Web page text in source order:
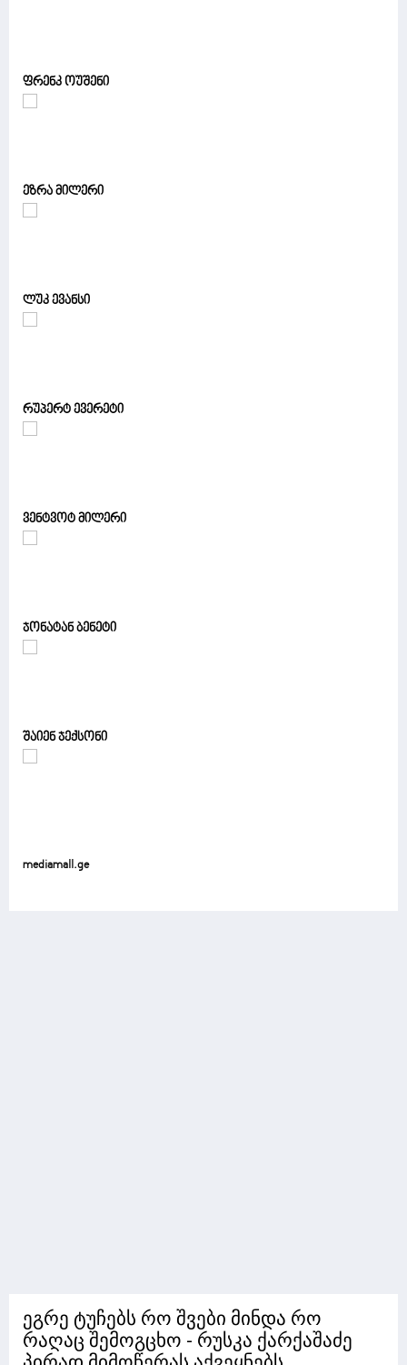
ფრენკ ოუშენი
ეზრა მილერი
ლუკ ევანსი
რუპერტ ევერეტი
ვენტვოტ მილერი
ჯონატან ბენეტი
შაიენ ჯექსონი
mediamall.ge
ეგრე ტუჩებს რო შვები მინდა რო
რაღაც შემოგცხო - რუსკა ქარქაშაძე